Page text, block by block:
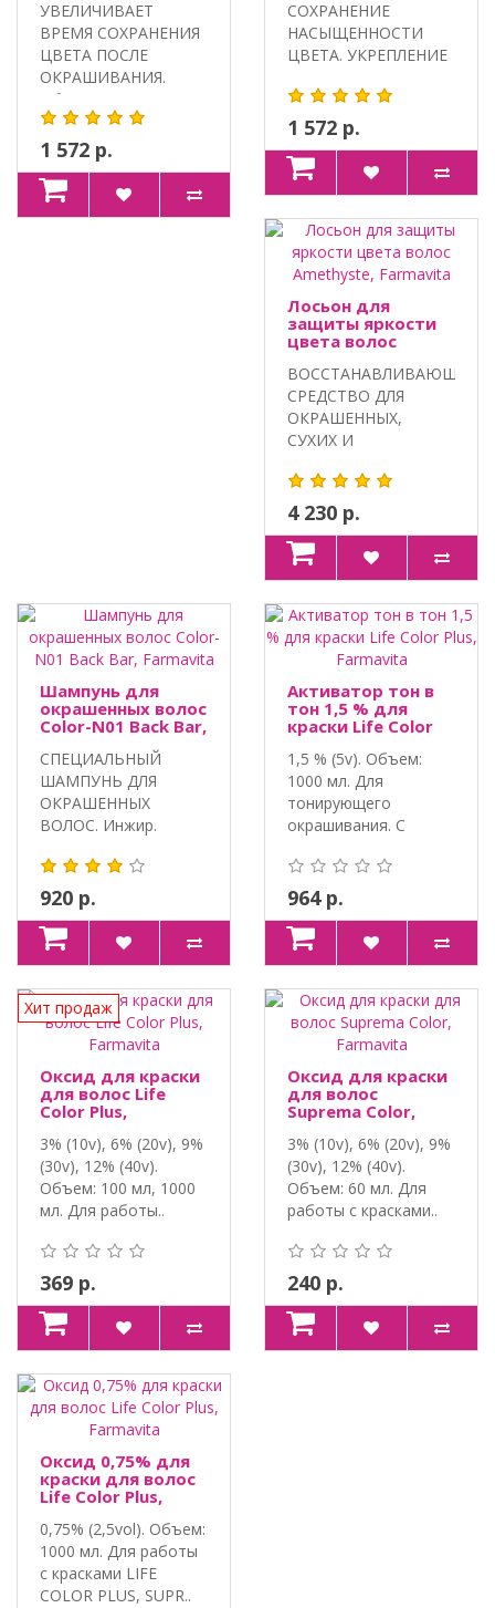
УВЕЛИЧИВАЕТ
ВРЕМЯ СОХРАНЕНИЯ
ЦВЕТА ПОСЛЕ
ОКРАШИВАНИЯ.
Объем: 250 мл, 1000
мл...
1 572 р.
СОХРАНЕНИЕ
НАСЫЩЕННОСТИ
ЦВЕТА. УКРЕПЛЕНИЕ
Объем: 250 м..
1 572 р.
Лосьон для
защиты яркости
цвета волос
Farmavita
ВОССТАНАВЛИВАЮЩЕЕ
СРЕДСТВО ДЛЯ
ОКРАШЕННЫХ,
СУХИХ И
ВОЛОС. Объем:..
4 230 р.
Шампунь для
окрашенных волос
Color-N01 Back Bar,
СПЕЦИАЛЬНЫЙ
ШАМПУНЬ ДЛЯ
ОКРАШЕННЫХ
ВОЛОС. Инжир.
молочко. Объем: ..
920 р.
Активатор тон в
тон 1,5 % для
краски Life Color
1,5 % (5v). Объем:
1000 мл. Для
тонирующего
окрашивания. С
964 р.
Хит продаж
Оксид для краски
для волос Life
Color Plus,
3% (10v), 6% (20v), 9%
(30v), 12% (40v).
Объем: 100 мл, 1000
мл. Для работы..
369 р.
Оксид для краски
для волос
Suprema Color,
3% (10v), 6% (20v), 9%
(30v), 12% (40v).
Объем: 60 мл. Для
работы с красками..
240 р.
Оксид 0,75% для
краски для волос
Life Color Plus,
0,75% (2,5vol). Объем:
1000 мл. Для работы
с красками LIFE
COLOR PLUS, SUPR..